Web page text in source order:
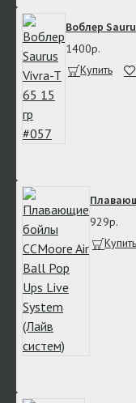
Воблер
1400р.
Купить
929р.
Купить